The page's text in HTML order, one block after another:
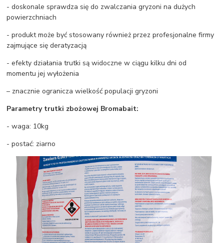
- doskonale sprawdza się do zwalczania gryzoni na dużych
powierzchniach
- produkt może być stosowany również przez profesjonalne firmy
zajmujące się deratyzacją
- efekty działania trutki są widoczne w ciągu kilku dni od
momentu jej wyłożenia
– znacznie ogranicza wielkość populacji gryzoni
Parametry trutki zbożowej Bromabait:
- waga: 10kg
- postać: ziarno